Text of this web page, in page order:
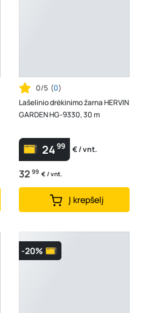
0/5 (0)
Lašelinio drėkinimo žarna HERVIN
GARDEN HG-9330, 30 m
2499 € / vnt.
32 99 € / vnt.
Į krepšelį
-20%